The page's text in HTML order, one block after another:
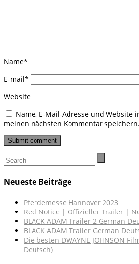
Name*
E-mail*
Website
Name, E-Mail-Adresse und Website
meinen nächsten Kommentar speichern.
Neueste Beiträge
Pferdemesse Hannover 2023
Red Notice | Offizieller Trailer |
BLACK ADAM Trailer 2 German
BLACK ADAM Trailer German
Die besten DWAYNE JOHNSON
Deutsch)